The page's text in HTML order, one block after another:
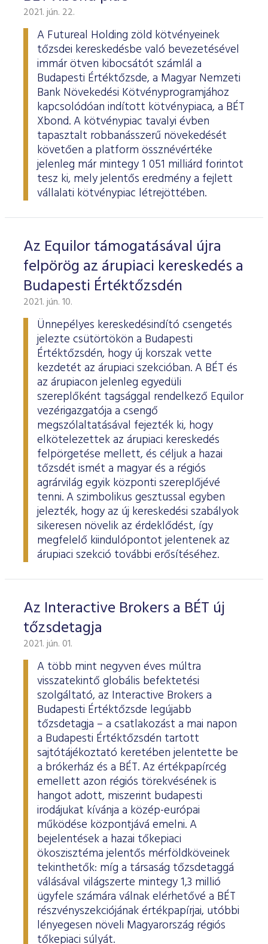
2021. jún. 22.
A Futureal Holding zöld kötvényeinek
tőzsdei kereskedésbe való bevezetésével
immár ötven kibocsátót számlál a
Budapesti Értéktőzsde, a Magyar Nemzeti
Bank Növekedési Kötvényprogramjához
kapcsolódóan indított kötvénypiaca, a BÉT
Xbond. A kötvénypiac tavalyi évben
tapasztalt robbanásszerű növekedését
követően a platform össznévértéke
jelenleg már mintegy 1 051 milliárd forintot
tesz ki, mely jelentős eredmény a fejlett
vállalati kötvénypiac létrejöttében.
Az Equilor támogatásával újra
felpörög az árupiaci kereskedés a
Budapesti Értéktőzsdén
2021. jún. 10.
Ünnepélyes kereskedésindító csengetés
jelezte csütörtökön a Budapesti
Értéktőzsdén, hogy új korszak vette
kezdetét az árupiaci szekcióban. A BÉT és
az árupiacon jelenleg egyedüli
szereplőként tagsággal rendelkező Equilor
vezérigazgatója a csengő
megszólaltatásával fejezték ki, hogy
elkötelezettek az árupiaci kereskedés
felpörgetése mellett, és céljuk a hazai
tőzsdét ismét a magyar és a régiós
agrárvilág egyik központi szereplőjévé
tenni. A szimbolikus gesztussal egyben
jelezték, hogy az új kereskedési szabályok
sikeresen növelik az érdeklődést, így
megfelelő kiindulópontot jelentenek az
árupiaci szekció további erősítéséhez.
Az Interactive Brokers a BÉT új
tőzsdetagja
2021. jún. 01.
A több mint negyven éves múltra
visszatekintő globális befektetési
szolgáltató, az Interactive Brokers a
Budapesti Értéktőzsde legújabb
tőzsdetagja – a csatlakozást a mai napon
a Budapesti Értéktőzsdén tartott
sajtótájékoztató keretében jelentette be
a brókerház és a BÉT. Az értékpapírcég
emellett azon régiós törekvésének is
hangot adott, miszerint budapesti
irodájukat kívánja a közép-európai
működése központjává emelni. A
bejelentések a hazai tőkepiaci
ökoszisztéma jelentős mérföldköveinek
tekinthetők: míg a társaság tőzsdetaggá
válásával világszerte mintegy 1,3 millió
ügyfele számára válnak elérhetővé a BÉT
részvényszekciójának értékpapírjai, utóbbi
lényegesen növeli Magyarország régiós
tőkepiaci súlyát.